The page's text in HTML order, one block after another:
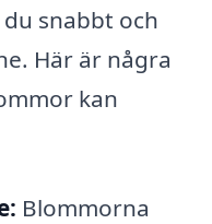
snabbt och
Här är några
kan
Blommorna